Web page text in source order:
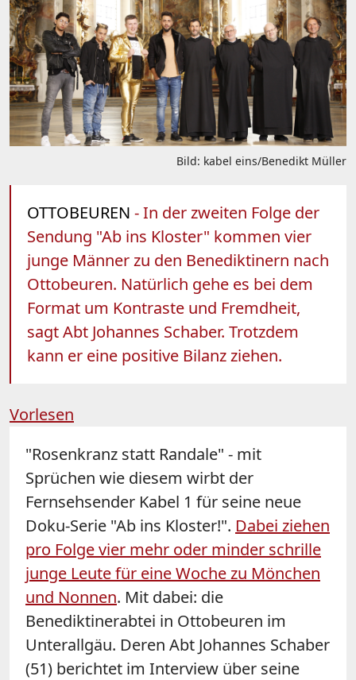
Bild: kabel eins/Benedikt Müller
OTTOBEUREN - In der zweiten Folge der
Sendung "Ab ins Kloster" kommen vier
junge Männer zu den Benediktinern nach
Ottobeuren. Natürlich gehe es bei dem
Format um Kontraste und Fremdheit,
sagt Abt Johannes Schaber. Trotzdem
kann er eine positive Bilanz ziehen.
Vorlesen
"Rosenkranz statt Randale" - mit
Sprüchen wie diesem wirbt der
Fernsehsender Kabel 1 für seine neue
Doku-Serie "Ab ins Kloster!". Dabei ziehen
pro Folge vier mehr oder minder schrille
junge Leute für eine Woche zu Mönchen
und Nonnen. Mit dabei: die
Benediktinerabtei in Ottobeuren im
Unterallgäu. Deren Abt Johannes Schaber
(51) berichtet im Interview über seine